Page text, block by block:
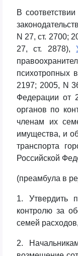
В
N 27, ст. 2700;
27, ст. 2878),
психотропных
2197; 2005, N
Федерации от
органов по
членам их
имущества, и
транспорта
Российской
(преамбула в
1. Утвердить
контролю за
семей
2.